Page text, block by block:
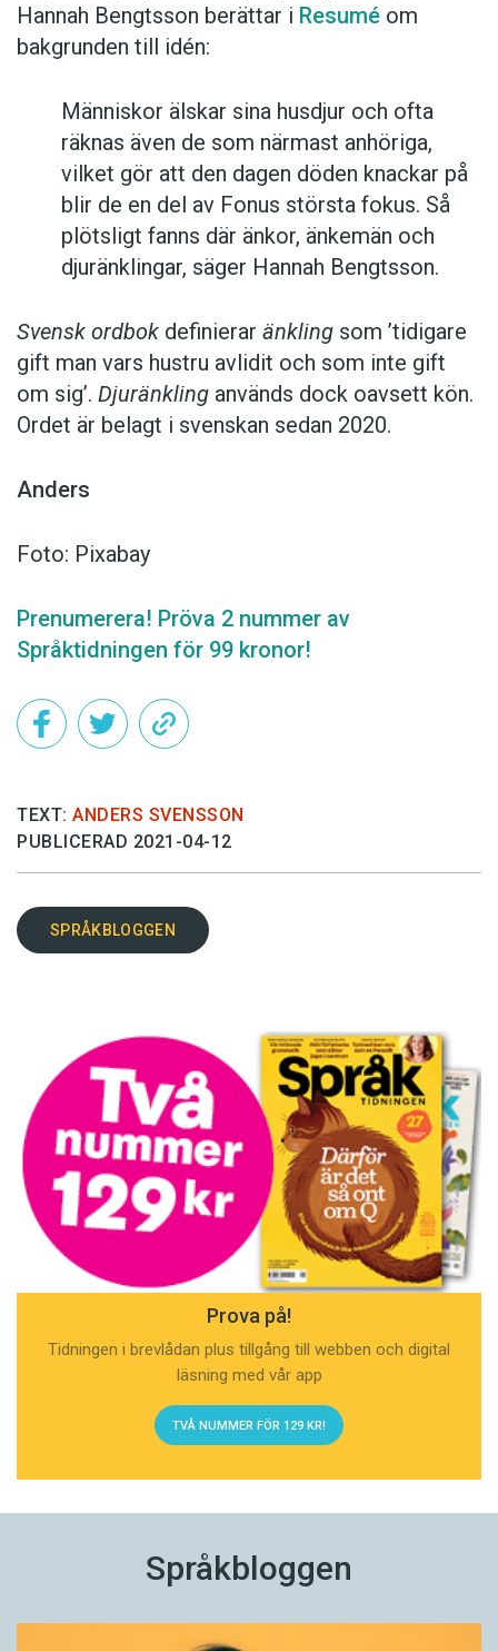
Hannah Bengtsson berättar i Resumé om
bakgrunden till idén:
Människor älskar sina husdjur och ofta
räknas även de som närmast anhöriga,
vilket gör att den dagen döden knackar på
blir de en del av Fonus största fokus. Så
plötsligt fanns där änkor, änkemän och
djuränklingar, säger Hannah Bengtsson.
Svensk ordbok definierar änkling som ’tidigare
gift man vars hustru av­lidit och som inte gift
om sig’. Djuränkling används dock oavsett kön.
Ordet är belagt i svenskan sedan 2020.
Anders
Foto: Pixabay
Prenumerera! Pröva 2 nummer av
Språktidningen för 99 kronor!
TEXT: ANDERS SVENSSON
PUBLICERAD 2021-04-12
SPRÅKBLOGGEN
Prova på!
Tidningen i brevlådan plus tillgång till webben och digital
läsning med vår app
TVÅ NUMMER FÖR 129 KR!
Språkbloggen